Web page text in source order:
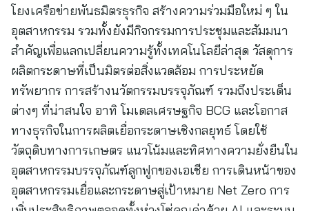
โยงเครือข่ายพันธมิตรธุรกิจ สร้างความร่วมมือใหม่ ๆ ใน
อุตสาหกรรม รวมทั้งยังมีกิจกรรมการประชุมและสัมมนา
สำคัญเพื่อแลกเปลี่ยนความรู้ทั้งเทคโนโลยีล่าสุด วัสดุการ
ผลิตกระดาษที่เป็นมิตรต่อสิ่งแวดล้อม การประหยัด
ทรัพยากร การสร้างนวัตกรรมบรรจุภัณฑ์ รวมถึงประเด็น
ต่างๆ ที่น่าสนใจ อาทิ โมเดลเศรษฐกิจ BCG และโอกาส
ทางธุรกิจในการผลิตเยื่อกระดาษเชิงกลยุทธ์ โดยใช้
วัตถุดิบทางการเกษตร แนวโน้มและทิศทางความยั่งยืนใน
อุตสาหกรรมบรรจุภัณฑ์ลูกฟูกของเอเชีย การเดินหน้าของ
อุตสาหกรรมเยื่อและกระดาษสู่เป้าหมาย Net Zero การ